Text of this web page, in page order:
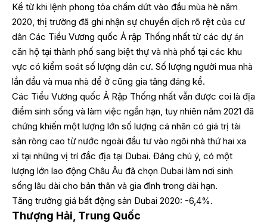
Kể từ khi lệnh phong tỏa chấm dứt vào đầu mùa hè năm
2020, thị trường đã ghi nhận sự chuyển dịch rõ rệt của cư
dân Các Tiểu Vương quốc Ả rập Thống nhất từ các dự án
căn hộ tại thành phố sang biệt thự và nhà phố tại các khu
vực có kiểm soát số lượng dân cư. Số lượng người mua nhà
lần đầu và mua nhà để ở cũng gia tăng đáng kể.
Các Tiểu Vương quốc Ả Rập Thống nhất vẫn được coi là địa
điểm sinh sống và làm việc ngắn hạn, tuy nhiên năm 2021 đã
chứng khiến một lượng lớn số lượng cá nhân có giá trị tài
sản ròng cao từ nước ngoài đầu tư vào ngôi nhà thứ hai xa
xỉ tại những vị trí đắc địa tại Dubai. Đáng chú ý, có một
lượng lớn lao động Châu Âu đã chọn Dubai làm nơi sinh
sống lâu dài cho bản thân và gia đình trong dài hạn.
Tăng trưởng giá bất động sản Dubai 2020: -6,4%.
Thượng Hải, Trung Quốc